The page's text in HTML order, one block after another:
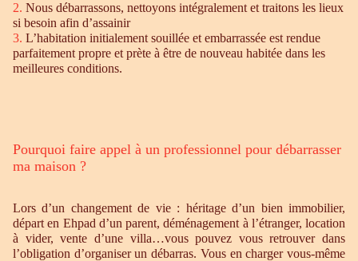
2. Nous débarrassons, nettoyons intégralement et traitons les lieux
si besoin afin d’assainir
3. L’habitation initialement souillée et embarrassée est rendue
parfaitement propre et prète à être de nouveau habitée dans les
meilleures conditions.
Pourquoi faire appel à un professionnel pour débarrasser
ma maison ?
Lors d’un changement de vie : héritage d’un bien immobilier,
départ en Ehpad d’un parent, déménagement à l’étranger, location
à vider, vente d’une villa…vous pouvez vous retrouver dans
l’obligation d’organiser un débarras. Vous en charger vous-même